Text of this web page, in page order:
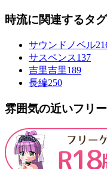
時流に関連するタグ
サウンドノベル
サスペンス137
吉里吉里189
長編250
雰囲気の近いフリ